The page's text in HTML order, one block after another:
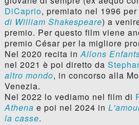
DiCaprio, premiato nel 1996 per
di William Shakespeare) a
premio. Per questo film viene
premio César per la migliore
Nel 2020 recita inAllons
nel 2021 è poi diretto da
altro mondo, in concorso alla
Venezia.
Nel 2022 lo vediamo nel film di
Athena e poi nel 2024 in
la casse.